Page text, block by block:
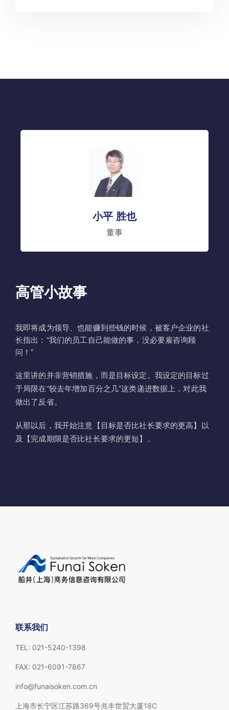
小平 胜也
董事
高管小故事
我即将成为领导、也能赚到些钱的时候，被客户企业的社
长指出：“我们的员工自己能做的事，没必要雇咨询顾
问！”
这里讲的并非营销措施，而是目标设定。我设定的目标过
于局限在“较去年增加百分之几”这类递进数据上，对此我
做出了反省。
从那以后，我开始注意【目标是否比社长要求的更高】以
及【完成期限是否比社长要求的更短】。
联系我们
TEL: 021-5240-1398
FAX: 021-6091-7867
info@funaisoken.com.cn
上海市长宁区江苏路369号兆丰世贸大厦18C